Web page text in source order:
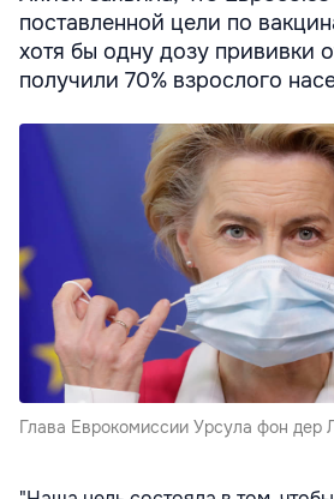
поставленной цели по
хотя бы одну дозу прививки
получили 70% взрослого
Глава Еврокомиссии Урсула фон дер